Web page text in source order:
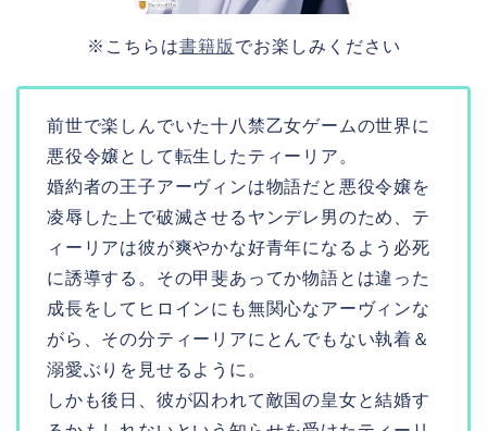
※こちらは書籍版 でお楽しみください
前世で楽しんでいた十八禁乙女ゲームの世界に
悪役令嬢として転生したティーリア。
婚約者の王子アーヴィンは物語だと悪役令嬢を
凌辱した上で破滅させるヤンデレ男のため、テ
ィーリアは彼が爽やかな好青年になるよう必死
に誘導する。その甲斐あってか物語とは違った
成長をしてヒロインにも無関心なアーヴィンな
がら、その分ティーリアにとんでもない執着＆
溺愛ぶりを見せるように。
しかも後日、彼が囚われて敵国の皇女と結婚す